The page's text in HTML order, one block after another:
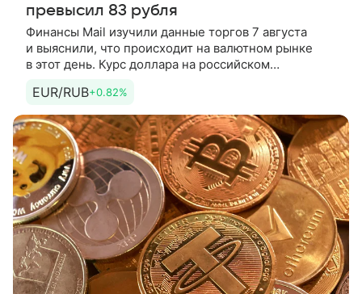
превысил 83 рубля
Финансы Mail изучили данные торгов 7 августа
и выяснили, что происходит на валютном рынке
в этот день. Курс доллара на российском
свидетельствуют данные
EUR/RUB+0.82%